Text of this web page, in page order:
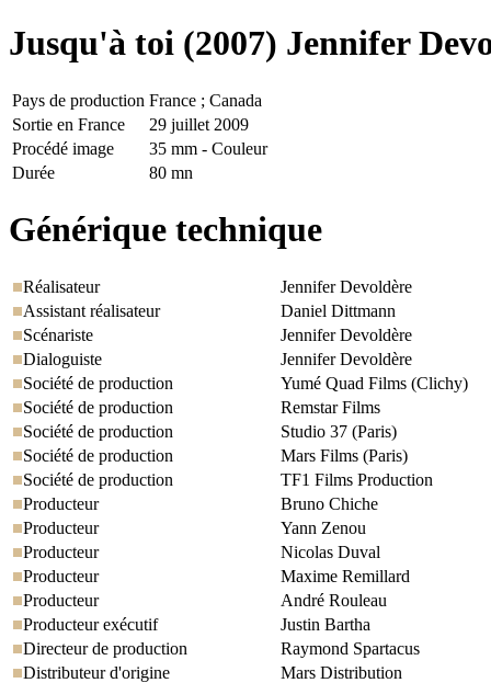
Jusqu'à toi (2007) Jennifer
Pays de production France ; Canada
Sortie en France
29 juillet 2009
Procédé image
35 mm - Couleur
Durée
80 mn
Générique technique
Réalisateur
Jennifer Devoldère
Assistant réalisateur
Daniel Dittmann
Scénariste
Jennifer Devoldère
Dialoguiste
Jennifer Devoldère
Société de production
Yumé Quad Films (Clichy)
Société de production
Remstar Films
Société de production
Studio 37 (Paris)
Société de production
Mars Films (Paris)
Société de production
TF1 Films Production
Producteur
Bruno Chiche
Producteur
Yann Zenou
Producteur
Nicolas Duval
Producteur
Maxime Remillard
Producteur
André Rouleau
Producteur exécutif
Justin Bartha
Directeur de production
Raymond Spartacus
Distributeur d'origine
Mars Distribution